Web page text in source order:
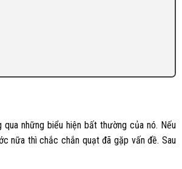
những biểu hiện bất thường của nó. Nếu
nữa thì chắc chắn quạt đã gặp vấn đề. Sau